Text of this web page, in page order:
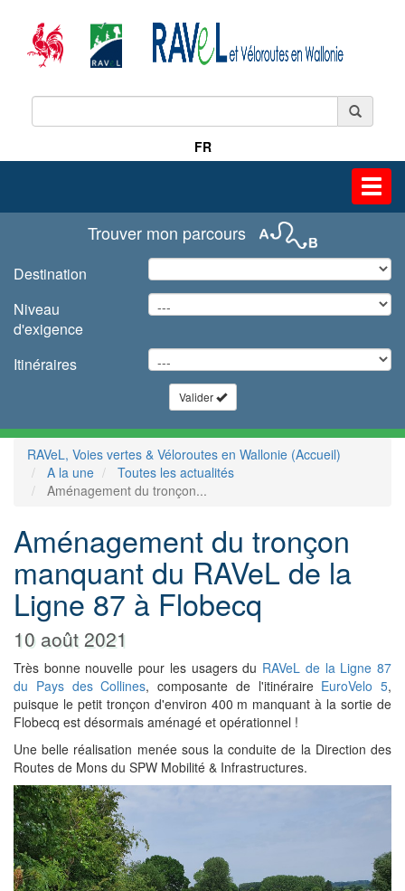
FR
Trouver mon parcours
Destination
Niveau
d'exigence
Itinéraires
Valider
RAVeL, Voies vertes & Véloroutes en Wallonie (Accueil)
A la une
Toutes les actualités
Aménagement du tronçon...
Aménagement du tronçon
manquant du RAVeL de la
Ligne 87 à Flobecq
10 août 2021
Très bonne nouvelle pour les usagers du RAVeL de la Ligne 87
du Pays des Collines, composante de l'itinéraire EuroVelo 5,
puisque le petit tronçon d'environ 400 m manquant à la sortie de
Flobecq est désormais aménagé et opérationnel !
Une belle réalisation menée sous la conduite de la Direction des
Routes de Mons du SPW Mobilité & Infrastructures.